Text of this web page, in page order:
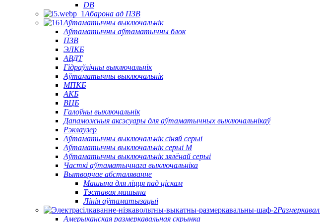
DB
Абарона ад ПЗВ
Аўтаматычны выключальнік
Аўтаматычны аўтаматычны блок
ПЗВ
ЭЛКБ
АВДТ
Гідраўлічны выключальнік
Аўтаматычны выключальнік
МПКБ
АКБ
ВЦБ
Галоўны выключальнік
Дапаможныя аксэсуары для аўтаматычных выключальнікаў
Рэклаузер
Аўтаматычны выключальнік сіняй серыі
Аўтаматычны выключальнік серыі M
Аўтаматычны выключальнік зялёнай серыі
Часткі аўтаматычнага выключальніка
Вытворчае абсталяванне
Машына для ліцця пад ціскам
Тэставая машына
Лінія аўтаматызацыі
Амерыканская размеркавальная скрынка